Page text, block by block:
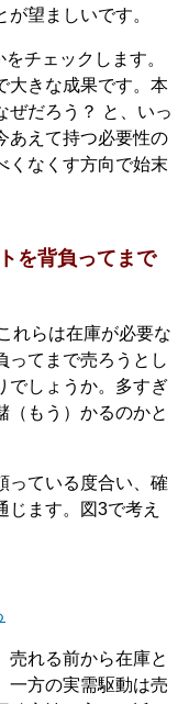
望ましいです。
チェックします。
大きな成果です。本
ぜだろう？ と、いっ
あえて持つ必要性の
くなくす方向で始末
を背負ってまで
れらは在庫が必要な
ってまで売ろうとし
でしょうか。多すぎ
（もう）かるのかと
っている度合い、確
じます。図3で考え
売れる前から在庫と
一方の実需駆動は売